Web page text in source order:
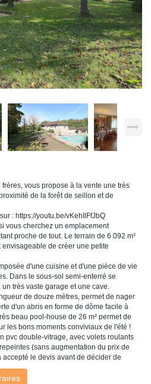
vous propose à la vente une très
de la forêt de seillon et de
: https://youtu.be/vKehIlFfJbQ
vous cherchez un emplacement
proche de tout. Le terrain de 6 092 m²
de créer une petite
d'une cuisine et d'une pièce de vie
Dans le sous-sol semi-enterré se
très vaste garage et une cave.
de douze mètres, permet de nager
d'un abris en forme de dôme facile à
beau pool-house de 26 m² permet de
les bons moments conviviaux de l'été !
pvc double-vitrage, avec volets roulants
(sans augmentation du prix de
le devis avant de décider de